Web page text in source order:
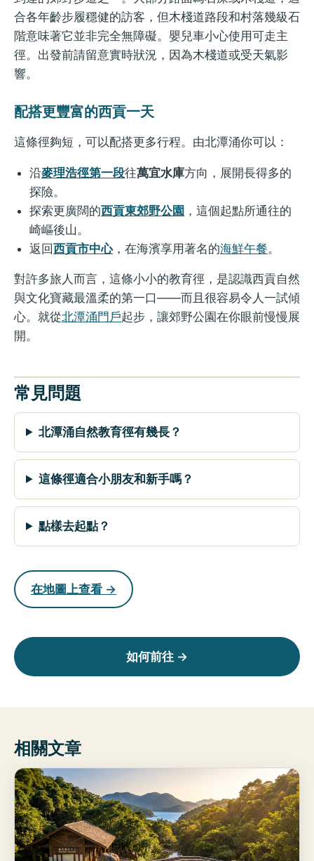
合各年齡步履穩健的訪客，但木棧道路段和村落幾級石
階意味著它並非完全無障礙。嬰兒車小心使用可走主
徑。出發前請留意實時狀況，因為木棧道或受天氣影
響。
配搭更豐富的西貢一天
這條徑夠短，可以配搭更多行程。由北潭涌你可以：
沿麥理浩徑第一段往萬宜水庫方向，展開長得多的
探險。
探索更廣闊的西貢東郊野公園 ，這個起點所通往的
崎嶇後山。
返回西貢市中心，在海濱享用著名的海鮮午餐。
對許多旅人而言，這條小小的教育徑，是認識西貢自然
與文化寶藏最溫柔的第一口——而且很容易令人一試傾
心。就從北潭涌門戶起步，讓郊野公園在你眼前慢慢展
開。
常見問題
北潭涌自然教育徑有幾長？
這條徑適合小朋友和新手嗎？
點樣去起點？
在地圖上查看 →
如何前往 →
相關文章